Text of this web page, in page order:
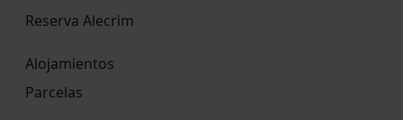
Reserva Alecrim
Alojamientos
Parcelas